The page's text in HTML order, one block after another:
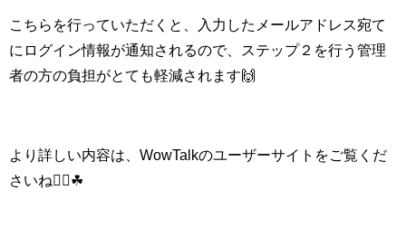
こちらを行っていただくと、入力したメールアドレス宛て
にログイン情報が通知されるので、ステップ２を行う管理
者の方の負担がとても軽減されます🙌
より詳しい内容は、WowTalkのユーザーサイトをご覧くだ
さいね🏄‍♀️☘